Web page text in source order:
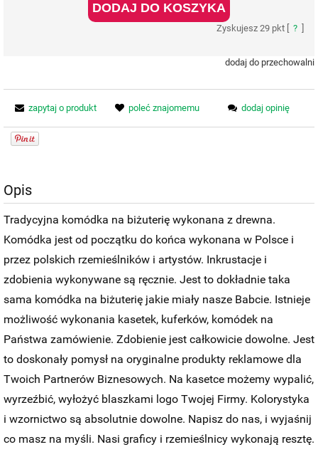
DODAJ DO KOSZYKA
Zyskujesz 29 pkt [ ?
dodaj do przechowalni
zapytaj o produkt poleć znajomemu dodaj opinię
Opis
Tradycyjna komódka na biżuterię wykonana z drewna.
Komódka jest od początku do końca wykonana w Polsce i
przez polskich rzemieślników i artystów. Inkrustacje i
zdobienia wykonywane są ręcznie. Jest to dokładnie taka
sama komódka na biżuterię jakie miały nasze Babcie. Istnieje
możliwość wykonania kasetek, kuferków, komódek na
Państwa zamówienie. Zdobienie jest całkowicie dowolne. Jest
to doskonały pomysł na oryginalne produkty reklamowe dla
Twoich Partnerów Biznesowych. Na kasetce możemy wypalić,
wyrzeźbić, wyłożyć blaszkami logo Twojej Firmy. Kolorystyka
i wzornictwo są absolutnie dowolne. Napisz do nas, i wyjaśnij
co masz na myśli. Nasi graficy i rzemieślnicy wykonają resztę.